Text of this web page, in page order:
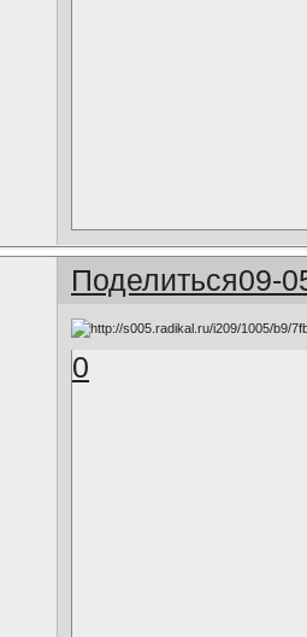
Поделиться09-
0